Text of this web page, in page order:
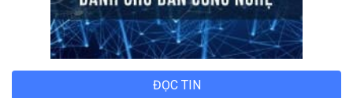
ĐỌC TIN